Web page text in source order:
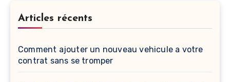
Articles récents
Comment ajouter un nouveau vehicule a votre
contrat sans se tromper